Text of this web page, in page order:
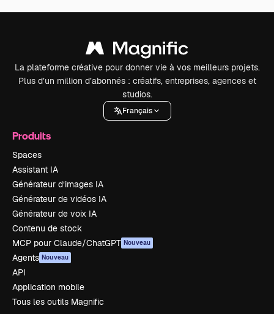
La plateforme créative pour donner vie à vos meilleurs projets.
Plus d’un million d’abonnés : créatifs, entreprises, agences et
studios.
Français
Produits
Spaces
Assistant IA
Générateur d’images IA
Générateur de vidéos IA
Générateur de voix IA
Contenu de stock
MCP pour Claude/ChatGPT Nouveau
Agents Nouveau
API
Application mobile
Tous les outils Magnific